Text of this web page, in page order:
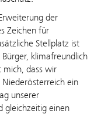
der
Zeichen für
Stellplatz ist
klimafreundlich
mich, dass wir
ein
unserer
gleichzeitig einen